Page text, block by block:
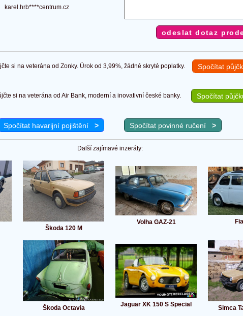
karel.hrb****centrum.cz
si na veterána od Zonky. Úrok od 3,99%, žádné skryté poplatky. Spočítat
si na veterána od Air Bank, moderní a inovativní české banky. Spočítat
Spočítat havarijní pojištění > Spočítat povinné ručení >
Další zajímavé inzeráty:
Škoda 120 M
Volha GAZ-21
Škoda Octavia Jaguar XK 150 S Special Simca